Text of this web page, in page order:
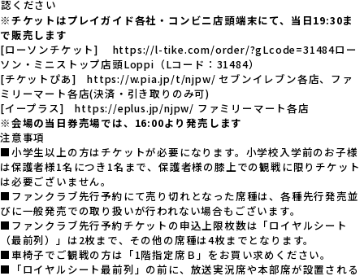
認ください
※チケットはプレイガイド各社・コンビニ店頭端末にて、当日19:30ま
で販売します
[ローソンチケット] https://l-tike.com/order/?gLcode=31484ロー
ソン・ミニストップ店頭Loppi（Lコード：31484）
[チケットぴあ]https://w.pia.jp/t/njpw/ セブンイレブン各店、ファ
ミリーマート各店(決済・引き取りのみ可)
[イープラス]https://eplus.jp/njpw/ ファミリーマート各店
※会場の当日券売場では、16:00より発売します
注意事項
■小学生以上の方はチケットが必要になります。小学校入学前のお子様
は保護者様1名につき1名まで、保護者様の膝上での観戦に限りチケット
は必要ございません。
■ファンクラブ先行予約にて売り切れとなった席種は、各種先行発売並
びに一般発売での取り扱いが行われない場合もございます。
■ファンクラブ先行予約チケットの申込上限枚数は「ロイヤルシート
（最前列）」は2枚まで、その他の席種は4枚までとなります。
■車椅子でご観戦の方は「1階指定席Ｂ」をお買い求めください。
■「ロイヤルシート最前列」の前に、放送実況席や本部席が設置される